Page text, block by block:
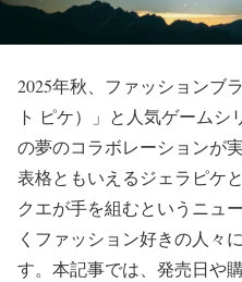
2025年秋、ファッションブ
ト ピケ）」と人気ゲームシ
の夢のコラボレーションが
表格ともいえるジェラピケ
クエが手を組むというニュ
くファッション好きの人々
す。本記事では、発売日や